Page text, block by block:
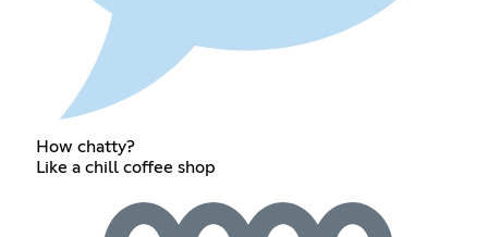
How chatty?
Like a chill coffee shop